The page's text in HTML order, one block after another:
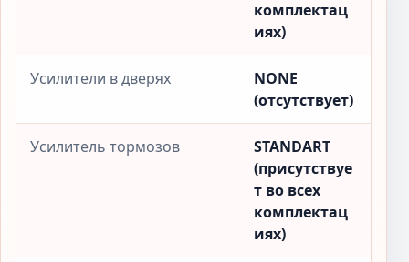
комплектац
иях)
Усилители в дверях
NONE
(отсутствует)
Усилитель тормозов
STANDART
(присутствуе
т во всех
комплектац
иях)